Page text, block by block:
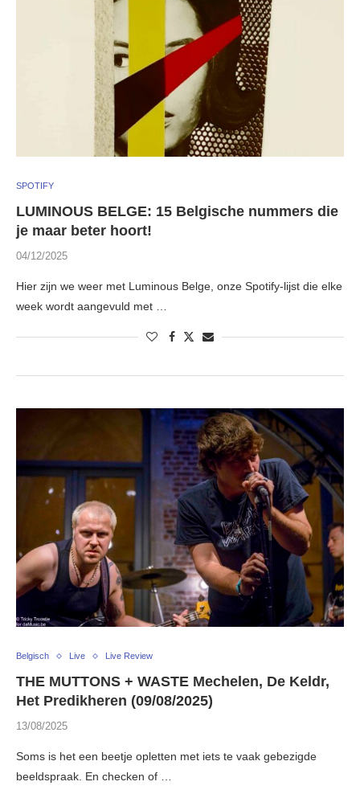
SPOTIFY
LUMINOUS BELGE: 15 Belgische nummers die
je maar beter hoort!
04/12/2025
Hier zijn we weer met Luminous Belge, onze Spotify-lijst die elke
week wordt aangevuld met …
Belgisch Live Live Review
THE MUTTONS + WASTE Mechelen, De Keldr,
Het Predikheren (09/08/2025)
13/08/2025
Soms is het een beetje opletten met iets te vaak gebezigde
beeldspraak. En checken of …